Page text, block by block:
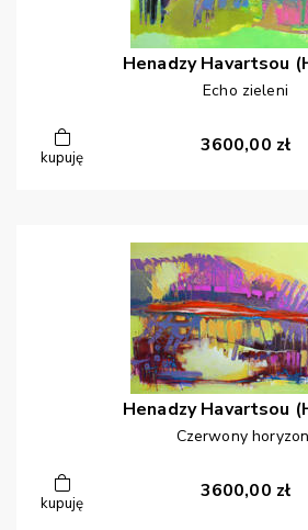
Henadzy Havartsou
Echo zieleni
kupuję
3600,00 zł
Henadzy Havartsou
Czerwony
kupuję
3600,00 zł